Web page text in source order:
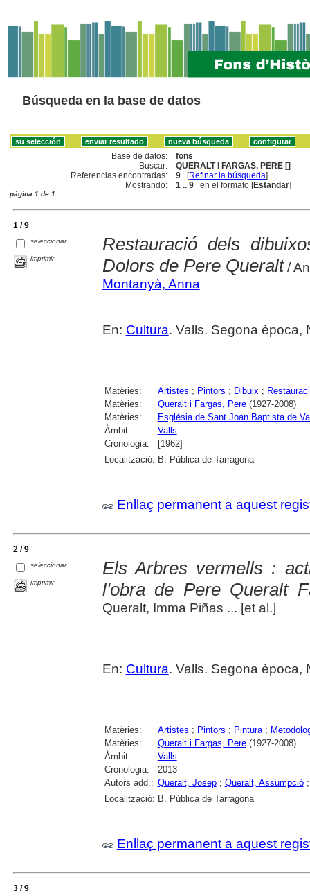
Búsqueda en la base de datos
Base de datos:
fons
Buscar:
QUERALT I FARGAS, PERE []
Referencias encontradas:
9 [Refinar la búsqueda]
Mostrando:
1 .. 9 en el formato [Estandar]
página 1 de 1
1 / 9
seleccionar
imprimir
Restauració dels
Dolors de Pere Queralt/
Montanyà, Anna
En: Cultura. Valls. Segona època,
Matèries: Artistes ; Pintors ; Dibuix ;
Matèries:
Queralt i Fargas, Pere(1927-2008)
Matèries:
Església de Sant Joan Baptista de
Àmbit:
Valls
Cronologia:
[1962]
Localització: B. Pública de Tarragona
Enllaç permanent a aquest
2 / 9
seleccionar
imprimir
Els Arbres vermells :
l'obra de Pere Queralt
Queralt, Imma Piñas ... [et al.]
En: Cultura. Valls. Segona època,
Matèries: Artistes ; Pintors ; Pintura;
Matèries:
Queralt i Fargas, Pere(1927-2008)
Àmbit:
Valls
Cronologia:
2013
Autors add.: Queralt, Josep; Queralt, Assumpció
Localització: B. Pública de Tarragona
Enllaç permanent a aquest
3 / 9